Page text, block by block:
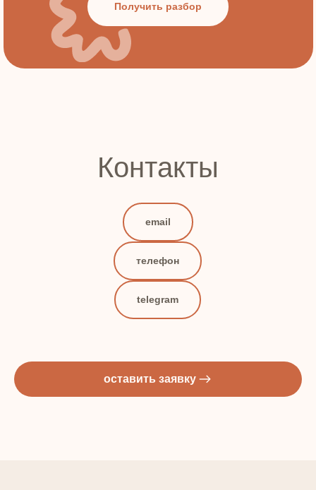
Получить разбор
Контакты
email
телефон
telegram
оставить заявку